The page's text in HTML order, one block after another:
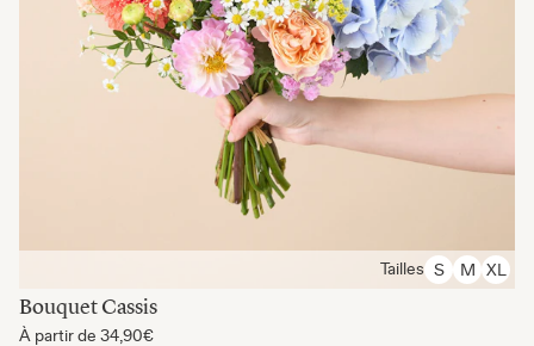
Tailles S M XL
Bouquet Cassis
À partir de 34,90€